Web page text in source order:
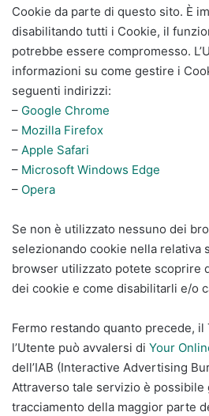
Cookie da parte di questo sito. È
disabilitando tutti i Cookie, il
potrebbe essere compromesso.
informazioni su come gestire i
seguenti indirizzi:
– Google Chrome
– Mozilla Firefox
– Apple Safari
– Microsoft Windows Edge
– Opera
Se non è utilizzato nessuno dei
selezionando cookie nella relativa
browser utilizzato potete scoprire
dei cookie e come disabilitarli e/o
Fermo restando quanto precede,
l’Utente può avvalersi di Your
dell’IAB (Interactive Advertising
Attraverso tale servizio è
tracciamento della maggior parte